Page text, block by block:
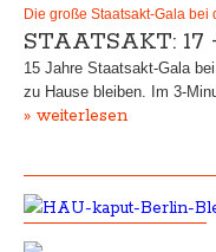
Die große Staatsakt-Gala bei
STAATSAKT: 17
15 Jahre Staatsakt-Gala
zu Hause bleiben. Im 3-
» weiterlesen